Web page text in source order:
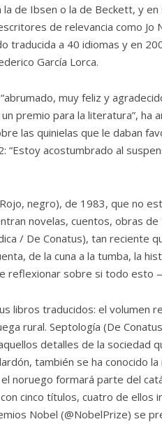
de Ibsen o la de Beckett, y
de relevancia como Jo
traducida a 40 idiomas y en
García Lorca.
muy feliz y
premio para la literatura”, ha
las quinielas que le daban
“Estoy acostumbrado al
negro), de 1983, que no
novelas, cuentos, obras
/ De Conatus), tan reciente
de la cuna a la tumba, la
reflexionar sobre si todo
libros traducidos: el volumen
rural. Septología (De
detalles de la sociedad
también se ha conocido
noruego formará parte del
cinco títulos, cuatro de ellos
Nobel (@NobelPrize) se